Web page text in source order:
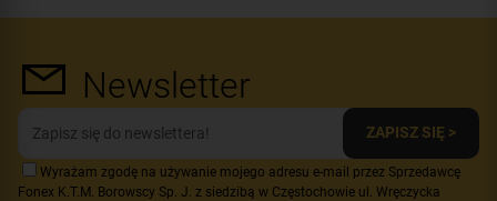
Newsletter
ZAPISZ SIĘ >
Wyrażam zgodę na używanie mojego adresu e-mail przez Sprzedawcę
Fonex K.T.M. Borowscy Sp. J. z siedzibą w Częstochowie ul. Wręczycka